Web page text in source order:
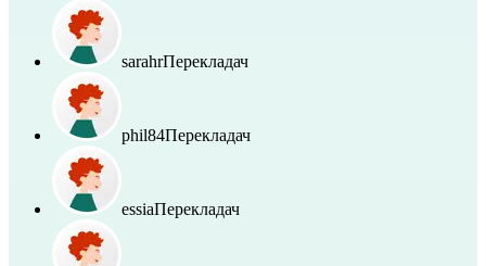
sarahrПерекладач
phil84Перекладач
essiaПерекладач